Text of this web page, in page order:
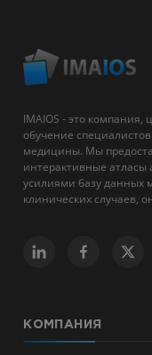
IMAIOS - это компания,
обучение
медицины. Мы
интерактивные
усилиями базу данных
клинических случаев,
КОМПАНИЯ